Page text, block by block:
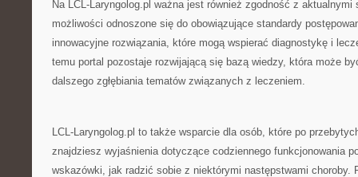
Na LCL-Laryngolog.pl ważna jest również zgodność z aktualnymi
możliwości odnoszone się do obowiązujące standardy
innowacyjne rozwiązania, które mogą wspierać diagnostykę i
temu portal pozostaje rozwijającą się bazą wiedzy, która może
dalszego zgłębiania tematów związanych z leczeniem.
LCL-Laryngolog.pl to także wsparcie dla osób, które po
znajdziesz wyjaśnienia dotyczące codziennego funkcjonowania
wskazówki, jak radzić sobie z niektórymi następstwami choroby.